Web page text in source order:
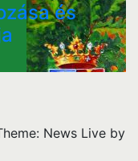
és
News Live by